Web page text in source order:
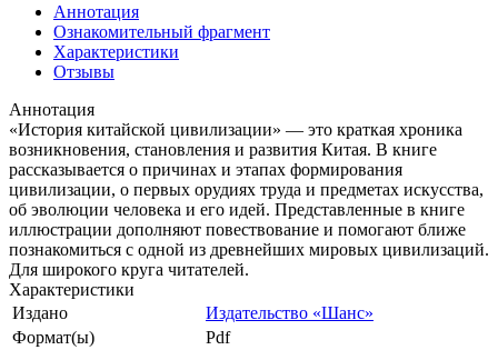
Аннотация
Ознакомительный фрагмент
Характеристики
Отзывы
Аннотация
«История китайской цивилизации» — это краткая хроника
возникновения, становления и развития Китая. В книге
рассказывается о причинах и этапах формирования
цивилизации, о первых орудиях труда и предметах искусства,
об эволюции человека и его идей. Представленные в книге
иллюстрации дополняют повествование и помогают ближе
познакомиться с одной из древнейших мировых цивилизаций.
Для широкого круга читателей.
Характеристики
Издано
Издательство «Шанс»
Формат(ы)
Pdf